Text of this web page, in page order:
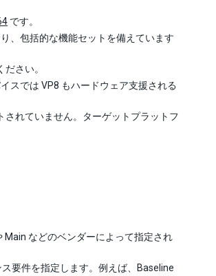
です。
、包括的な機能セットを備えています
ださい。
スでは VP8 もハードウェア支援される
れていません。ターゲットプラットフ
Main などのベンダーによって指定され
要件を指定します。例えば、Baseline